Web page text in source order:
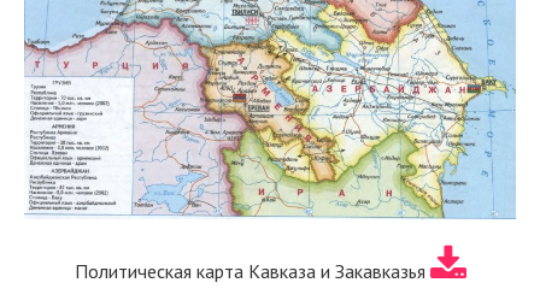
Политическая карта Кавказа и Закавказья